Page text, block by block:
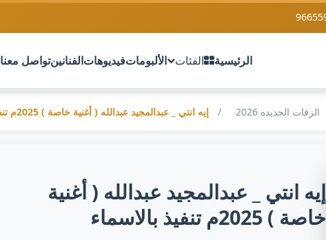
الرئيسية الفئات الألبوماتفيديوهاتالفنانينتواصل معنا
الزفات الجديده 2026 إيه انتي _ عبدالمجيد عبدالله ( أغنية خاصة ) 2025م تنفيذ بالاسماء
إيه انتي _ عبدالمجيد عبدالله ( أغنية
خاصة ) 2025م تنفيذ بالاسماء